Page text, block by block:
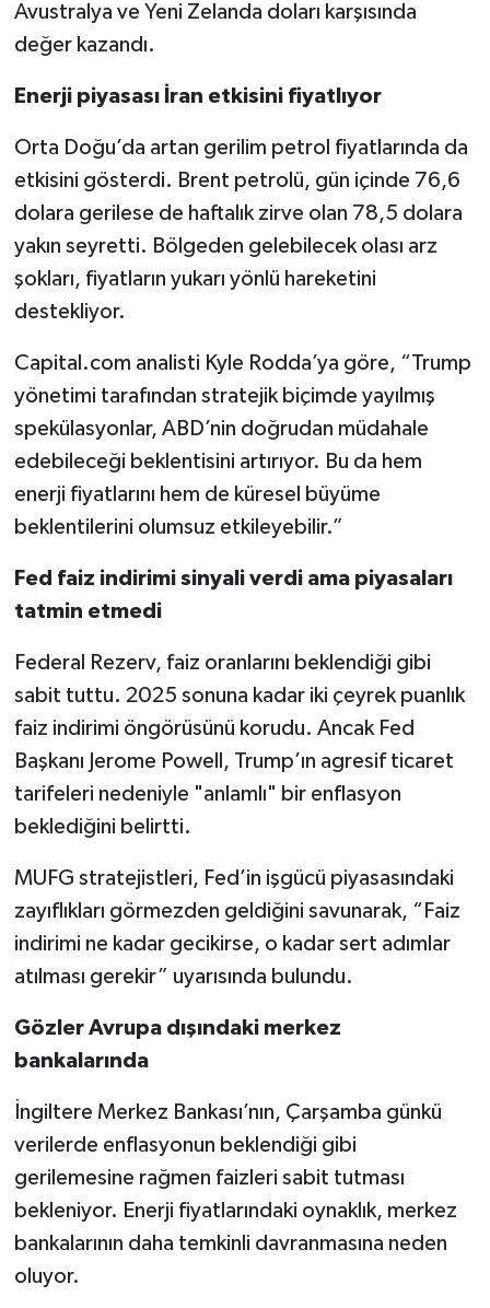
Avustralya ve Yeni Zelanda doları karşısında
değer kazandı.
Enerji piyasası İran etkisini fiyatlıyor
Orta Doğu’da artan gerilim petrol fiyatlarında da
etkisini gösterdi. Brent petrolü, gün içinde 76,6
dolara gerilese de haftalık zirve olan 78,5 dolara
yakın seyretti. Bölgeden gelebilecek olası arz
şokları, fiyatların yukarı yönlü hareketini
destekliyor.
Capital.com analisti Kyle Rodda’ya göre, “Trump
yönetimi tarafından stratejik biçimde yayılmış
spekülasyonlar, ABD’nin doğrudan müdahale
edebileceği beklentisini artırıyor. Bu da hem
enerji fiyatlarını hem de küresel büyüme
beklentilerini olumsuz etkileyebilir.”
Fed faiz indirimi sinyali verdi ama piyasaları
tatmin etmedi
Federal Rezerv, faiz oranlarını beklendiği gibi
sabit tuttu. 2025 sonuna kadar iki çeyrek puanlık
faiz indirimi öngörüsünü korudu. Ancak Fed
Başkanı Jerome Powell, Trump’ın agresif ticaret
tarifeleri nedeniyle "anlamlı" bir enflasyon
beklediğini belirtti.
MUFG stratejistleri, Fed’in işgücü piyasasındaki
zayıflıkları görmezden geldiğini savunarak, “Faiz
indirimi ne kadar gecikirse, o kadar sert adımlar
atılması gerekir” uyarısında bulundu.
Gözler Avrupa dışındaki merkez
bankalarında
İngiltere Merkez Bankası’nın, Çarşamba günkü
verilerde enflasyonun beklendiği gibi
gerilemesine rağmen faizleri sabit tutması
bekleniyor. Enerji fiyatlarındaki oynaklık, merkez
bankalarının daha temkinli davranmasına neden
oluyor.